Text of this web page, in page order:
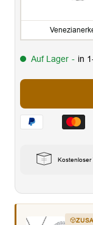
Auf Lager - in
Kostenloser